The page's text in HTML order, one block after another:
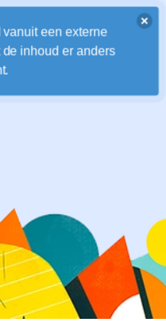
Home
een externe
inhoud er anders